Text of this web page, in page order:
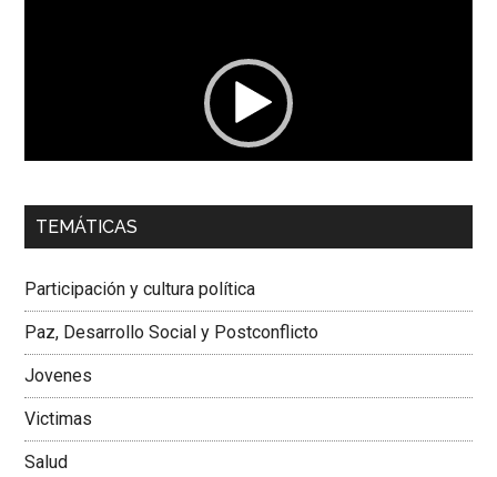
00:00 01:04
Dra. Carolina Corcho Mejía,Presidenta Corporación
Colombiana
TEMÁTICAS
Participación y cultura política
Paz, Desarrollo Social y Postconflicto
Jovenes
Victimas
Salud